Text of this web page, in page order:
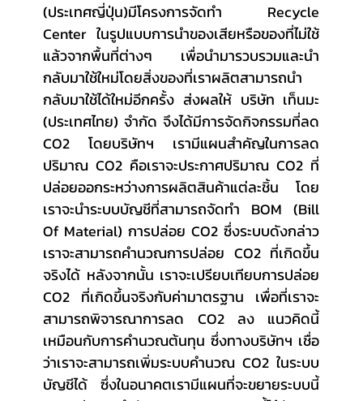
(ประเทศญี่ปุ่น)มีโครงการจัดทำ Recycle
Center ในรูปแบบการนำของเสียหรือของที่ไม่ใช้
แล้วจากพื้นที่ต่างๆ เพื่อนำมารวบรวมและนำ
กลับมาใช้ใหม่โดยสิ่งของที่เราผลิตสามารถนำ
กลับมาใช้ได้ใหม่อีกครั้ง ส่งผลให้ บริษัท เท็นมะ
(ประเทศไทย) จำกัด จึงได้มีการจัดกิจกรรมที่ลด
CO2 โดยบริษัทฯ เรามีแผนสำคัญในการลด
ปริมาณ CO2 คือเราจะประกาศปริมาณ CO2 ที่
ปล่อยออกระหว่างการผลิตสินค้าแต่ละชิ้น โดย
เราจะนำระบบบัญชีที่สามารถจัดทำ BOM (Bill
Of Material) การปล่อย CO2 ซึ่งระบบดังกล่าว
เราจะสามารถคำนวณการปล่อย CO2 ที่เกิดขึ้น
จริงได้ หลังจากนั้น เราจะเปรียบเทียบการปล่อย
CO2 ที่เกิดขึ้นจริงกับค่ามาตรฐาน เพื่อที่เราจะ
สามารถพิจารณาการลด CO2 ลง แนวคิดนี้
เหมือนกับการคำนวณต้นทุน ซึ่งทางบริษัทฯ เชื่อ
ว่าเราจะสามารถเพิ่มระบบคำนวณ CO2 ในระบบ
บัญชีได้ ซึ่งในอนาคตเรามีแผนที่จะขยายระบบนี้